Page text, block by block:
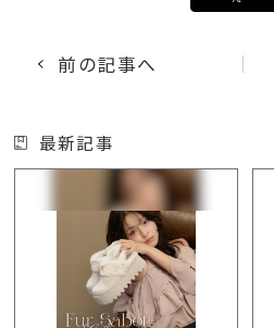
前の記事へ
最新記事